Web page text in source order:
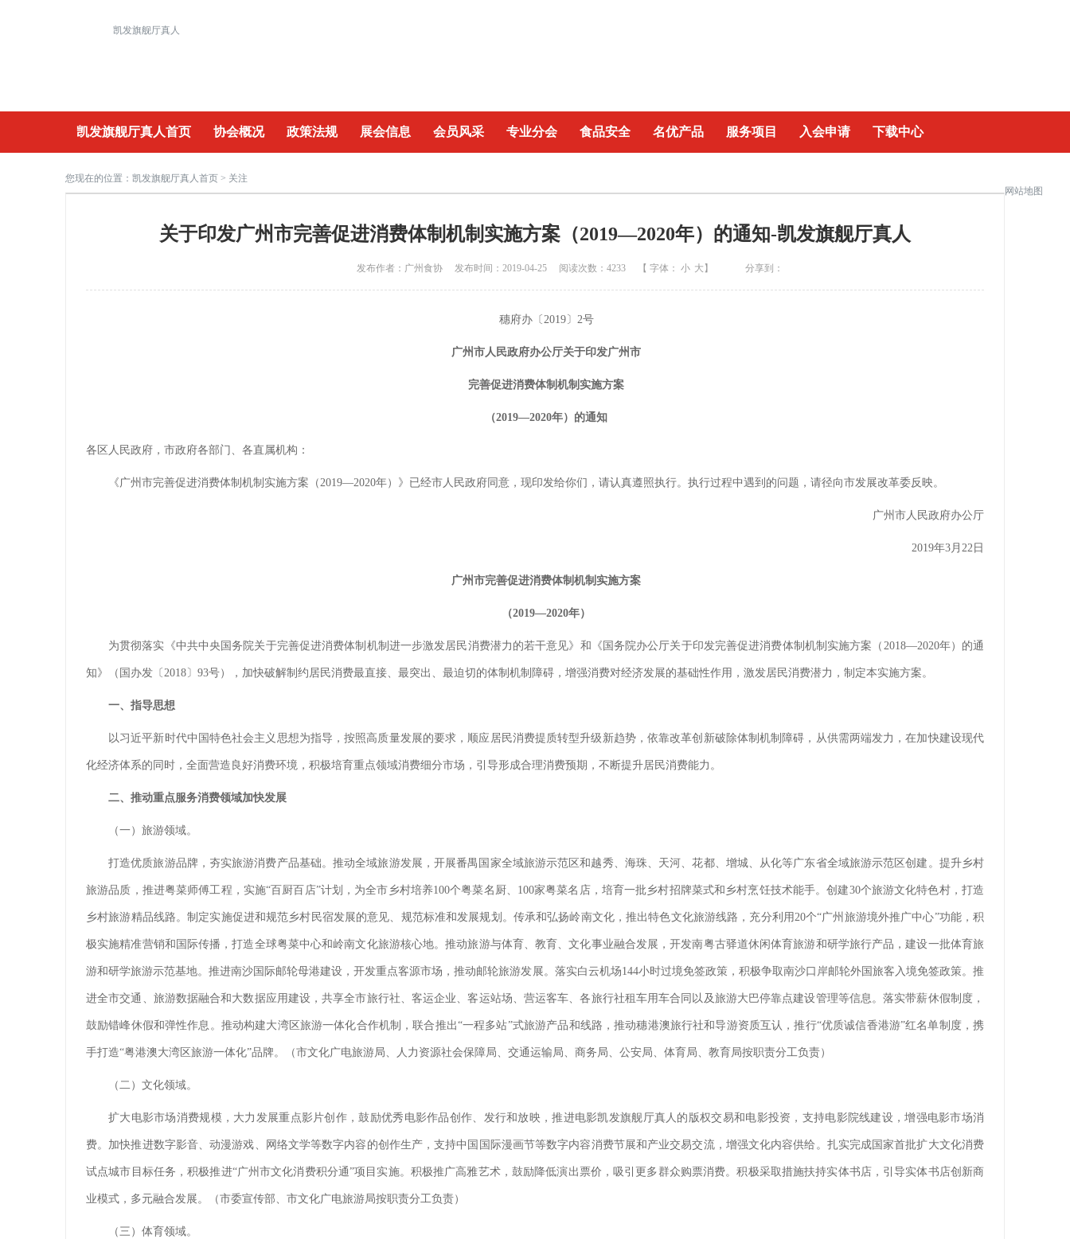
凯发旗舰厅真人
凯发旗舰厅真人首页 协会概况 政策法规 展会信息 会员风采 专业分会 食品安全 名优产品 服务项目 入会申请 下载中心
重要活动
您现在的位置： 凯发旗舰厅真人首页 > 关注
关于印发广州市完善促进消费体制机制实施方案（2019—2020年）的通知-凯发旗舰厅真人
发布作者：广州食协 发布时间：2019-04-25 阅读次数：4233 【 字体： 小 大 】 分享到：
穗府办〔2019〕2号
广州市人民政府办公厅关于印发广州市
完善促进消费体制机制实施方案
（2019—2020年）的通知
各区人民政府，市政府各部门、各直属机构：
《广州市完善促进消费体制机制实施方案（2019—2020年）》已经市人民政府同意，现印发给你们，请认真遵照执行。执行过程中遇到的问题，请径向市发展改革委反映。
广州市人民政府办公厅
2019年3月22日
广州市完善促进消费体制机制实施方案
（2019—2020年）
为贯彻落实《中共中央国务院关于完善促进消费体制机制进一步激发居民消费潜力的若干意见》和《国务院办公厅关于印发完善促进消费体制机制实施方案（2018—2020年）的通
知》（国办发〔2018〕93号），加快破解制约居民消费最直接、最突出、最迫切的体制机制障碍，增强消费对经济发展的基础性作用，激发居民消费潜力，制定本实施方案。
一、指导思想
以习近平新时代中国特色社会主义思想为指导，按照高质量发展的要求，顺应居民消费提质转型升级新趋势，依靠改革创新破除体制机制障碍，从供需两端发力，在加快建设现代
化经济体系的同时，全面营造良好消费环境，积极培育重点领域消费细分市场，引导形成合理消费预期，不断提升居民消费能力。
二、推动重点服务消费领域加快发展
（一）旅游领域。
打造优质旅游品牌，夯实旅游消费产品基础。推动全域旅游发展，开展番禺国家全域旅游示范区和越秀、海珠、天河、花都、增城、从化等广东省全域旅游示范区创建。提升乡村
旅游品质，推进粤菜师傅工程，实施“百厨百店”计划，为全市乡村培养100个粤菜名厨、100家粤菜名店，培育一批乡村招牌菜式和乡村烹饪技术能手。创建30个旅游文化特色村，打造
乡村旅游精品线路。制定实施促进和规范乡村民宿发展的意见、规范标准和发展规划。传承和弘扬岭南文化，推出特色文化旅游线路，充分利用20个“广州旅游境外推广中心”功能，积
极实施精准营销和国际传播，打造全球粤菜中心和岭南文化旅游核心地。推动旅游与体育、教育、文化事业融合发展，开发南粤古驿道休闲体育旅游和研学旅行产品，建设一批体育旅
游和研学旅游示范基地。推进南沙国际邮轮母港建设，开发重点客源市场，推动邮轮旅游发展。落实白云机场144小时过境免签政策，积极争取南沙口岸邮轮外国旅客入境免签政策。推
进全市交通、旅游数据融合和大数据应用建设，共享全市旅行社、客运企业、客运站场、营运客车、各旅行社租车用车合同以及旅游大巴停靠点建设管理等信息。落实带薪休假制度，
鼓励错峰休假和弹性作息。推动构建大湾区旅游一体化合作机制，联合推出“一程多站”式旅游产品和线路，推动穗港澳旅行社和导游资质互认，推行“优质诚信香港游”红名单制度，携
手打造“粤港澳大湾区旅游一体化”品牌。（市文化广电旅游局、人力资源社会保障局、交通运输局、商务局、公安局、体育局、教育局按职责分工负责）
（二）文化领域。
扩大电影市场消费规模，大力发展重点影片创作，鼓励优秀电影作品创作、发行和放映，推进电影凯发旗舰厅真人的版权交易和电影投资，支持电影院线建设，增强电影市场消
费。加快推进数字影音、动漫游戏、网络文学等数字内容的创作生产，支持中国国际漫画节等数字内容消费节展和产业交易交流，增强文化内容供给。扎实完成国家首批扩大文化消费
试点城市目标任务，积极推进“广州市文化消费积分通”项目实施。积极推广高雅艺术，鼓励降低演出票价，吸引更多群众购票消费。积极采取措施扶持实体书店，引导实体书店创新商
业模式，多元融合发展。（市委宣传部、市文化广电旅游局按职责分工负责）
（三）体育领域。
网站地图